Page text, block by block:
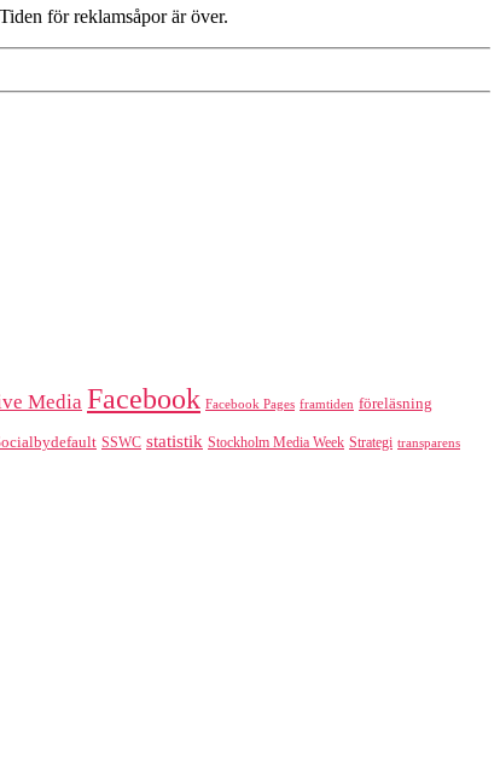
för reklamsåpor är över.
Media Facebook Facebook Pages framtiden föreläsning
SSWC statistik Stockholm Media Week Strategi transparens